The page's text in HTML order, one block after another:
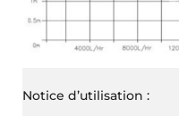
Notice d’utilisation :